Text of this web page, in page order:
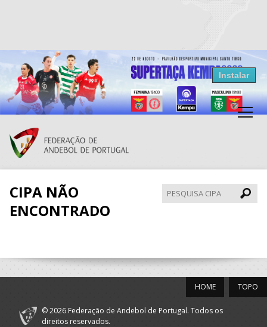
Resultados Andebol
Federação de Andebol de Portugal
Grátis - Disponivel na Play Store
Instalar
CIPA NÃO
ENCONTRADO
CIPA
TOPO
HOME
© 2026 Federação de Andebol de Portugal. Todos os
direitos reservados.